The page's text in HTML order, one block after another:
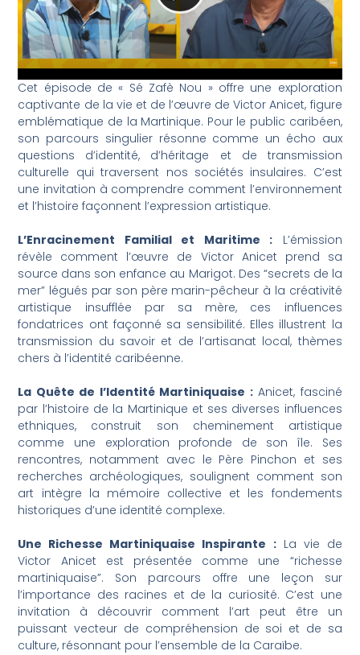
Cet épisode de « Sé Zafè Nou » offre une exploration
captivante de la vie et de l’œuvre de Victor Anicet, figure
emblématique de la Martinique. Pour le public caribéen,
son parcours singulier résonne comme un écho aux
questions d’identité, d’héritage et de transmission
culturelle qui traversent nos sociétés insulaires. C’est
une invitation à comprendre comment l’environnement
et l’histoire façonnent l’expression artistique.
L’Enracinement Familial et Maritime : L’émission
révèle comment l’œuvre de Victor Anicet prend sa
source dans son enfance au Marigot. Des “secrets de la
mer” légués par son père marin-pêcheur à la créativité
artistique insufflée par sa mère, ces influences
fondatrices ont façonné sa sensibilité. Elles illustrent la
transmission du savoir et de l’artisanat local, thèmes
chers à l’identité caribéenne.
La Quête de l’Identité Martiniquaise :Anicet, fasciné
par l’histoire de la Martinique et ses diverses influences
ethniques, construit son cheminement artistique
comme une exploration profonde de son île. Ses
rencontres, notamment avec le Père Pinchon et ses
recherches archéologiques, soulignent comment son
art intègre la mémoire collective et les fondements
historiques d’une identité complexe.
Une Richesse Martiniquaise Inspirante :La vie de
Victor Anicet est présentée comme une “richesse
martiniquaise”. Son parcours offre une leçon sur
l’importance des racines et de la curiosité. C’est une
invitation à découvrir comment l’art peut être un
puissant vecteur de compréhension de soi et de sa
culture, résonnant pour l’ensemble de la Caraïbe.